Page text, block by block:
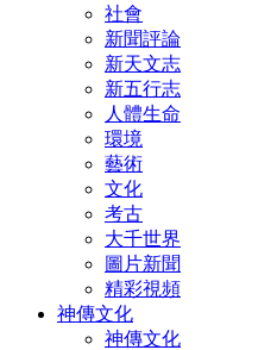
社會
新聞評論
新天文志
新五行志
人體生命
環境
藝術
文化
考古
大千世界
圖片新聞
精彩視頻
神傳文化
神傳文化